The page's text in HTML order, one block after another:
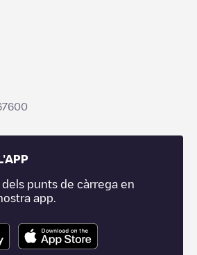
punts de càrrega en
app.